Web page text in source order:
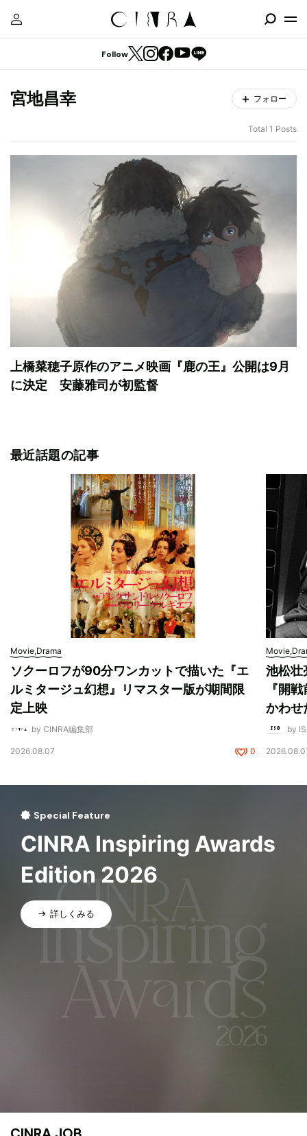
Follow
宮地昌幸 フォロー
Total 1 Posts
上橋菜穂子原作のアニメ映画『鹿の王』公開は9月
に決定 安藤雅司が初監督
最近話題の記事
Movie,Drama
ソクーロフが90分ワンカットで描いた『エ
ルミタージュ幻想』リマスター版が期間限
定上映
by CINRA編集部
2026.08.07 0
池松壮
『開
かわせ
by
Special Feature
CINRA Inspiring Awards
Edition 2026
詳しくみる